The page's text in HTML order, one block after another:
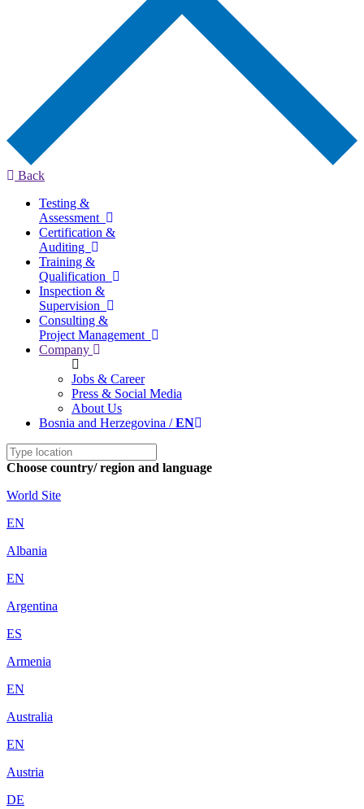
Back
Testing &
Assessment
Certification &
Auditing
Training &
Qualification
Inspection &
Supervision
Consulting &
Project Management
Company
Jobs & Career
Press & Social Media
About Us
Bosnia and Herzegovina /EN
Choose country/ region and language
World Site
EN
Albania
EN
Argentina
ES
Armenia
EN
Australia
EN
Austria
DE